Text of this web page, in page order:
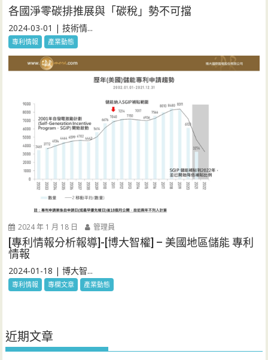
各國淨零碳排推展與「碳稅」勢不可擋
2024-03-01 | 技術情...
專利情報 產業動態
2024 年 1 月 18 日 管理員
[專利情報分析報導]-[博大智權] – 美國地區儲能 專利
情報
2024-01-18 | 博大智...
專利情報 專欄文章 產業動態
近期文章